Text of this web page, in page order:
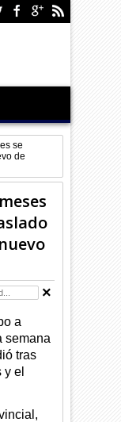
se
de
a
semana
tras
el